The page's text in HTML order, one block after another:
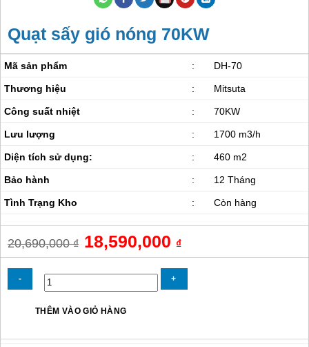
Quạt sấy gió nóng 70KW
Mã sản phẩm : DH-70
Thương hiệu : Mitsuta
Công suất nhiệt : 70KW
Lưu lượng : 1700 m3/h
Diện tích sử dụng: : 460 m2
Bảo hành : 12 Tháng
Tình Trạng Kho : Còn hàng
20,690,000₫
Giá
gốc
là:
18,590,000 ₫
Giá
hiện
tại
là:
THÊM VÀO GIỎ HÀNG